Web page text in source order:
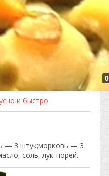
и быстро
— 3 штук;морковь — 3
соль, лук-порей.